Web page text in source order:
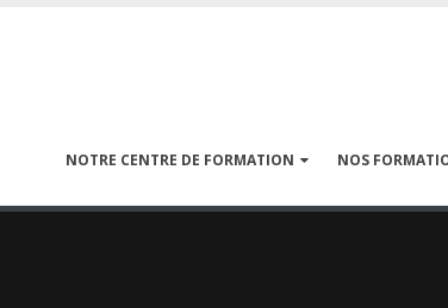
NOTRE CENTRE DE FORMATION NOS